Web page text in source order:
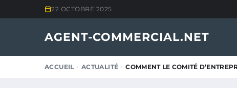
22 OCTOBRE 2025
AGENT-COMMERCIAL.NET
ACCUEIL ACTUALITÉ COMMENT LE COMITÉ